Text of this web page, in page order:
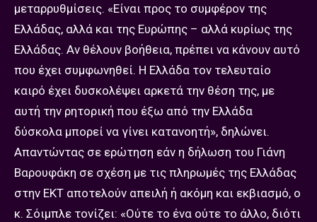
μεταρρυθμίσεις. «Είναι προς το συμφέρον της
Ελλάδας, αλλά και της Ευρώπης – αλλά κυρίως της
Ελλάδας. Αν θέλουν βοήθεια, πρέπει να κάνουν αυτό
που έχει συμφωνηθεί. Η Ελλάδα τον τελευταίο
καιρό έχει δυσκολέψει αρκετά την θέση της, με
αυτή την ρητορική που έξω από την Ελλάδα
δύσκολα μπορεί να γίνει κατανοητή», δηλώνει.
Απαντώντας σε ερώτηση εάν η δήλωση του Γιάνη
Βαρουφάκη σε σχέση με τις πληρωμές της Ελλάδας
στην ΕΚΤ αποτελούν απειλή ή ακόμη και εκβιασμό, ο
κ. Σόιμπλε τονίζει: «Ούτε το ένα ούτε το άλλο, διότι